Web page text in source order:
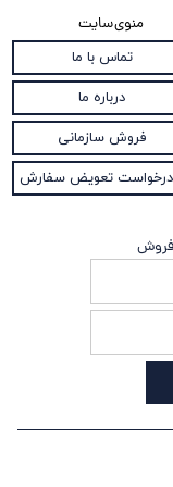
منوی سایت
تماس با ما
درباره ما
فروش سازمانی
درخواست تعویض سفارش
فروش